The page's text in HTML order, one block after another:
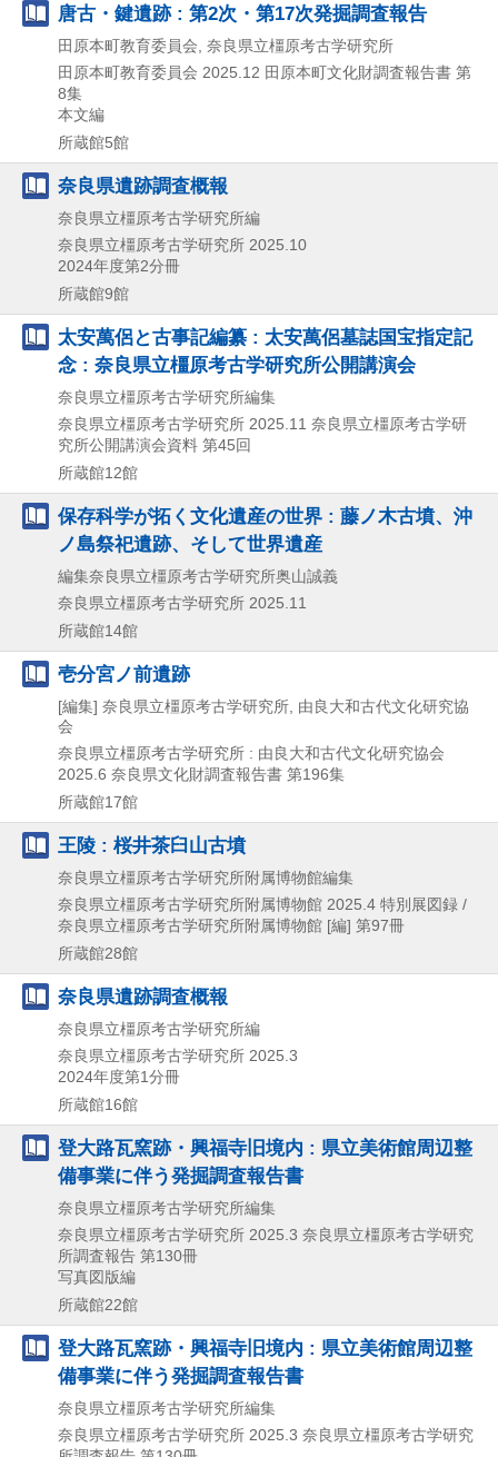
唐古・鍵遺跡 : 第2次・第17次発掘調査報告
田原本町教育委員会, 奈良県立橿原考古学研究所
田原本町教育委員会 2025.12 田原本町文化財調査報告書 第
8集
本文編
所蔵館5館
奈良県遺跡調査概報
奈良県立橿原考古学研究所編
奈良県立橿原考古学研究所 2025.10
2024年度第2分冊
所蔵館9館
太安萬侶と古事記編纂 : 太安萬侶墓誌国宝指定記
念 : 奈良県立橿原考古学研究所公開講演会
奈良県立橿原考古学研究所編集
奈良県立橿原考古学研究所 2025.11 奈良県立橿原考古学研
究所公開講演会資料 第45回
所蔵館12館
保存科学が拓く文化遺産の世界 : 藤ノ木古墳、沖
ノ島祭祀遺跡、そして世界遺産
編集奈良県立橿原考古学研究所奥山誠義
奈良県立橿原考古学研究所 2025.11
所蔵館14館
壱分宮ノ前遺跡
[編集] 奈良県立橿原考古学研究所, 由良大和古代文化研究協
会
奈良県立橿原考古学研究所 : 由良大和古代文化研究協会
2025.6 奈良県文化財調査報告書 第196集
所蔵館17館
王陵 : 桜井茶臼山古墳
奈良県立橿原考古学研究所附属博物館編集
奈良県立橿原考古学研究所附属博物館 2025.4 特別展図録 /
奈良県立橿原考古学研究所附属博物館 [編] 第97冊
所蔵館28館
奈良県遺跡調査概報
奈良県立橿原考古学研究所編
奈良県立橿原考古学研究所 2025.3
2024年度第1分冊
所蔵館16館
登大路瓦窯跡・興福寺旧境内 : 県立美術館周辺整
備事業に伴う発掘調査報告書
奈良県立橿原考古学研究所編集
奈良県立橿原考古学研究所 2025.3 奈良県立橿原考古学研究
所調査報告 第130冊
写真図版編
所蔵館22館
登大路瓦窯跡・興福寺旧境内 : 県立美術館周辺整
備事業に伴う発掘調査報告書
奈良県立橿原考古学研究所編集
奈良県立橿原考古学研究所 2025.3 奈良県立橿原考古学研究